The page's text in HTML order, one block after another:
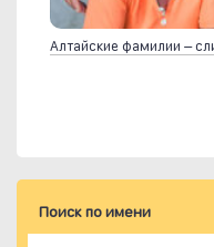
Алтайские фамилии –
Поиск по имени